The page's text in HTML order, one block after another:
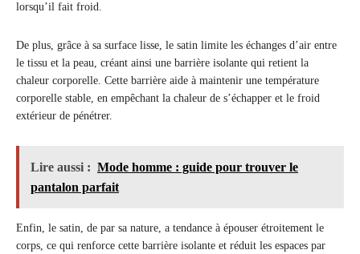
lorsqu’il fait froid.
De plus, grâce à sa surface lisse, le satin limite les échanges d’air entre
le tissu et la peau, créant ainsi une barrière isolante qui retient la
chaleur corporelle. Cette barrière aide à maintenir une température
corporelle stable, en empêchant la chaleur de s’échapper et le froid
extérieur de pénétrer.
Lire aussi : Mode homme : guide pour trouver le
pantalon parfait
Enfin, le satin, de par sa nature, a tendance à épouser étroitement le
corps, ce qui renforce cette barrière isolante et réduit les espaces par